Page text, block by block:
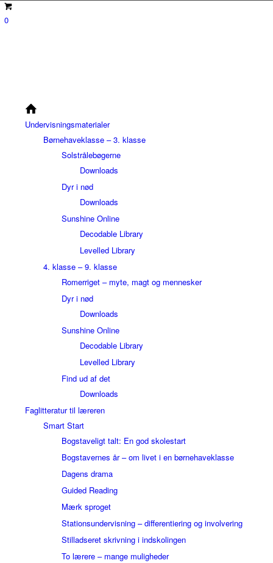
0
Undervisningsmaterialer
Børnehaveklasse – 3. klasse
Solstrålebøgerne
Downloads
Dyr i nød
Downloads
Sunshine Online
Decodable Library
Levelled Library
4. klasse – 9. klasse
Romerriget – myte, magt og mennesker
Dyr i nød
Downloads
Sunshine Online
Decodable Library
Levelled Library
Find ud af det
Downloads
Faglitteratur til læreren
Smart Start
Bogstaveligt talt: En god skolestart
Bogstavernes år – om livet i en børnehaveklasse
Dagens drama
Guided Reading
Mærk sproget
Stationsundervisning – differentiering og involvering
Stilladseret skrivning i indskolingen
To lærere – mange muligheder